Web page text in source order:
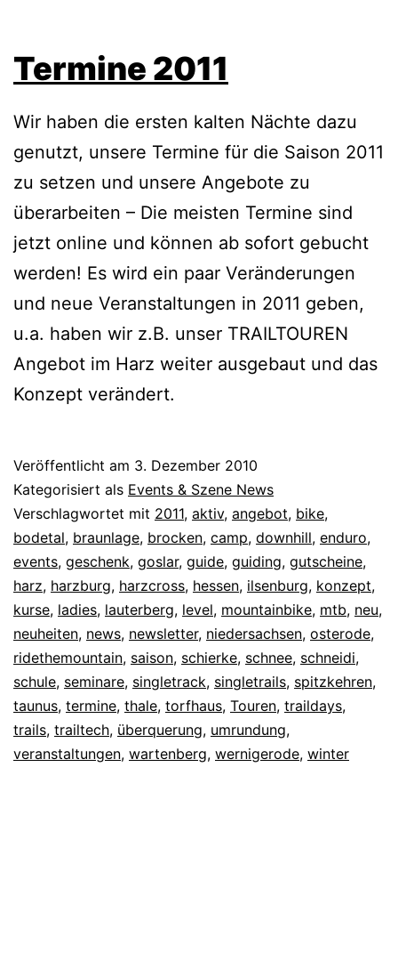
Termine 2011
Wir haben die ersten kalten Nächte dazu
genutzt, unsere Termine für die Saison 2011
zu setzen und unsere Angebote zu
überarbeiten – Die meisten Termine sind
jetzt online und können ab sofort gebucht
werden! Es wird ein paar Veränderungen
und neue Veranstaltungen in 2011 geben,
u.a. haben wir z.B. unser TRAILTOUREN
Angebot im Harz weiter ausgebaut und das
Konzept verändert.
Veröffentlicht am 3. Dezember 2010
Kategorisiert als Events & Szene News
Verschlagwortet mit 2011, aktiv, angebot, bike,
bodetal, braunlage, brocken, camp, downhill, enduro,
events, geschenk, goslar, guide, guiding, gutscheine,
harz, harzburg, harzcross, hessen, ilsenburg, konzept,
kurse, ladies, lauterberg, level, mountainbike, mtb, neu,
neuheiten, news, newsletter, niedersachsen, osterode,
ridethemountain, saison, schierke, schnee, schneidi,
schule, seminare, singletrack, singletrails, spitzkehren,
taunus, termine, thale, torfhaus, Touren, traildays,
trails, trailtech, überquerung, umrundung,
veranstaltungen, wartenberg, wernigerode, winter